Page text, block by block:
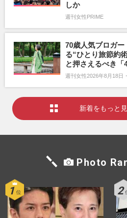
しか
週刊女性PRIME
70歳人気ブロガー
る“ひとり旅節約
と押さえるべき「
週刊女性2026年8月18日
新着をもっと
Photo